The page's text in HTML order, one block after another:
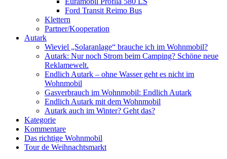
Ford Transit Reimo Bus
Klettern
Partner/Kooperation
Autark
Wieviel „Solaranlage“ brauche ich im Wohnmobil?
Autark: Nur noch Strom beim Camping? Schöne neue
Reklamewelt.
Endlich Autark – ohne Wasser geht es nicht im
Wohnmobil
Gasverbrauch im Wohnmobil: Endlich Autark
Endlich Autark mit dem Wohnmobil
Autark auch im Winter? Geht das?
Kategorie
Kommentare
Das richtige Wohnmobil
Tour de Weihnachtsmarkt